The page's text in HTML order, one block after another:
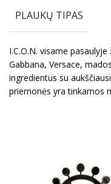
PLAUKŲ TIPAS
I.C.O.N. visame
Gabbana, Versace,
ingredientus su
priemonės yra tinkamos